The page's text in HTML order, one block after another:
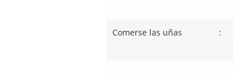
Comerse las uñas :